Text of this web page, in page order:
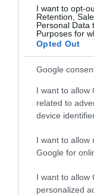
I want to opt-
Retention,
Personal Data
Purposes for
Opted Out
Google
I want to allow
related to
device
I want to allow
Google for
I want to allow
personalized